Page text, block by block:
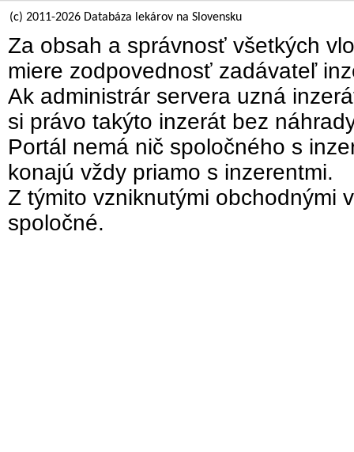
(c) 2011-2026 Databáza lekárov na Slovensku
Za obsah a správnosť všetkých
miere zodpovednosť zadávateľ
Ak administrár servera uzná
si právo takýto inzerát bez
Portál nemá nič spoločného s
konajú vždy priamo s inzerentmi.
Z týmito vzniknutými obchodnými
spoločné.